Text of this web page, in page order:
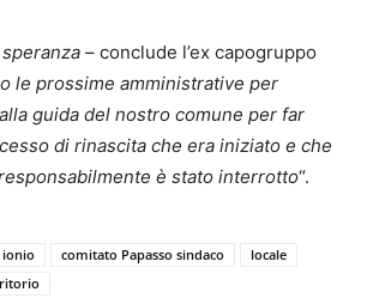
– conclude l’ex capogruppo
le prossime amministrative per
guida del nostro comune per far
di rinascita che era iniziato e che
è stato interrotto“.
ionio comitato Papasso sindaco
locale